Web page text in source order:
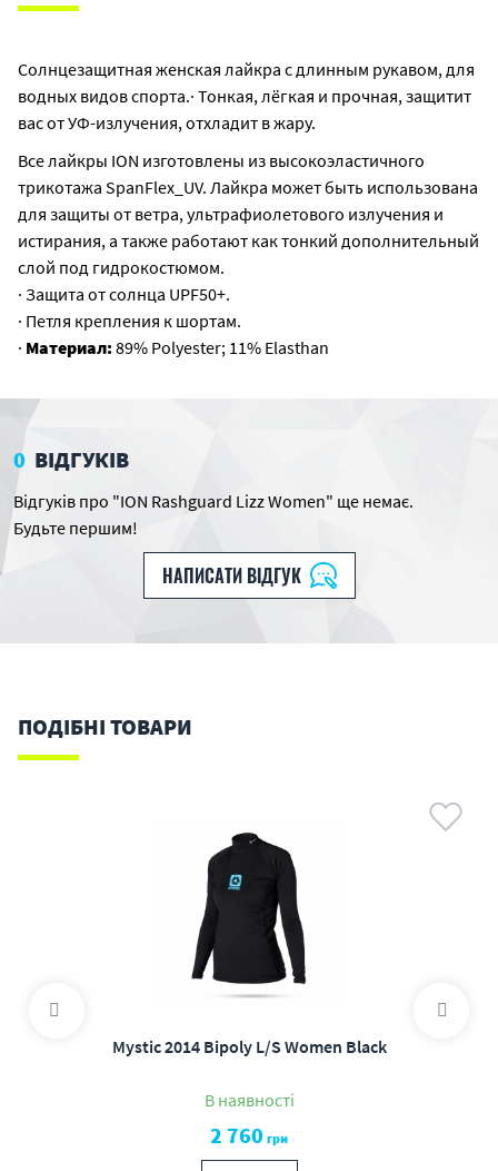
Солнцезащитная женская лайкра с длинным рукавом, для
водных видов спорта.· Тонкая, лёгкая и прочная, защитит
вас от УФ-излучения, отхладит в жару.
Все лайкры ION изготовлены из высокоэластичного
трикотажа SpanFlex_UV. Лайкра может быть использована
для защиты от ветра, ультрафиолетового излучения и
истирания, а также работают как тонкий дополнительный
слой под гидрокостюмом.
· Защита от солнца UPF50+.
· Петля крепления к шортам.
· Материал:89% Polyester; 11% Elasthan
0 ВІДГУКІВ
Відгуків про "ION Rashguard Lizz Women" ще немає.
Будьте першим!
НАПИСАТИ ВІДГУК
ПОДІБНІ ТОВАРИ
Mystic 2014 Bipoly L/S Women Black
В наявності
2 760 грн